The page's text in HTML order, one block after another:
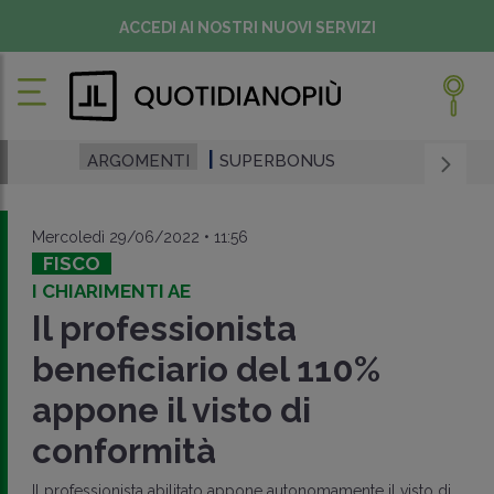
ACCEDI AI NOSTRI NUOVI SERVIZI
ARGOMENTI SUPERBONUS
Mercoledì 29/06/2022 • 11:56
FISCO
I CHIARIMENTI AE
Il professionista
beneficiario del 110%
appone il visto di
conformità